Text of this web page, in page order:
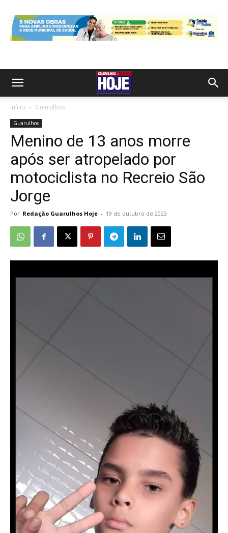
Início Guarulhos
Guarulhos
Menino de 13 anos morre
após ser atropelado por
motociclista no Recreio São
Jorge
Por Redação Guarulhos Hoje - 19 de outubro de 2023